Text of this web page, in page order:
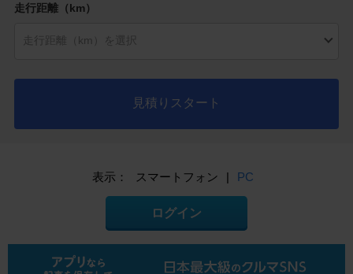
走行距離（km）
見積りスタート
表示： スマートフォン | PC
ログイン